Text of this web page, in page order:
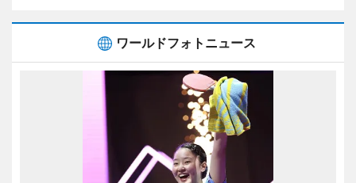
ワールドフォトニュース